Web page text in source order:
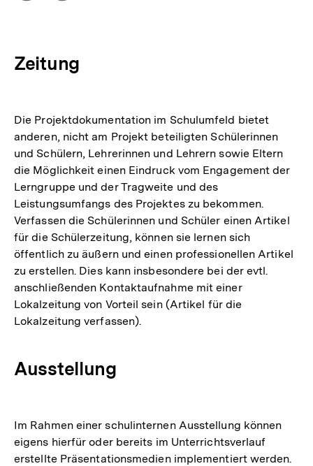
Zeitung
Die Projektdokumentation im Schulumfeld bietet
anderen, nicht am Projekt beteiligten Schülerinnen
und Schülern, Lehrerinnen und Lehrern sowie Eltern
die Möglichkeit einen Eindruck vom Engagement der
Lerngruppe und der Tragweite und des
Leistungsumfangs des Projektes zu bekommen.
Verfassen die Schülerinnen und Schüler einen Artikel
für die Schülerzeitung, können sie lernen sich
öffentlich zu äußern und einen professionellen Artikel
zu erstellen. Dies kann insbesondere bei der evtl.
anschließenden Kontaktaufnahme mit einer
Lokalzeitung von Vorteil sein (Artikel für die
Lokalzeitung verfassen).
Ausstellung
Im Rahmen einer schulinternen Ausstellung können
eigens hierfür oder bereits im Unterrichtsverlauf
erstellte Präsentationsmedien implementiert werden.